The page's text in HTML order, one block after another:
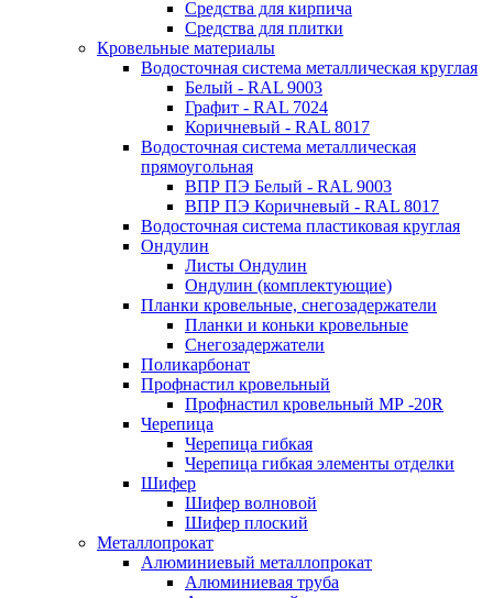
Средства для кирпича
Средства для плитки
Кровельные материалы
Водосточная система металлическая круглая
Белый - RAL 9003
Графит - RAL 7024
Коричневый - RAL 8017
Водосточная система металлическая
прямоугольная
ВПР ПЭ Белый - RAL 9003
ВПР ПЭ Коричневый - RAL 8017
Водосточная система пластиковая круглая
Ондулин
Листы Ондулин
Ондулин (комплектующие)
Планки кровельные, снегозадержатели
Планки и коньки кровельные
Снегозадержатели
Поликарбонат
Профнастил кровельный
Профнастил кровельный МР -20R
Черепица
Черепица гибкая
Черепица гибкая элементы отделки
Шифер
Шифер волновой
Шифер плоский
Металлопрокат
Алюминиевый металлопрокат
Алюминиевая труба